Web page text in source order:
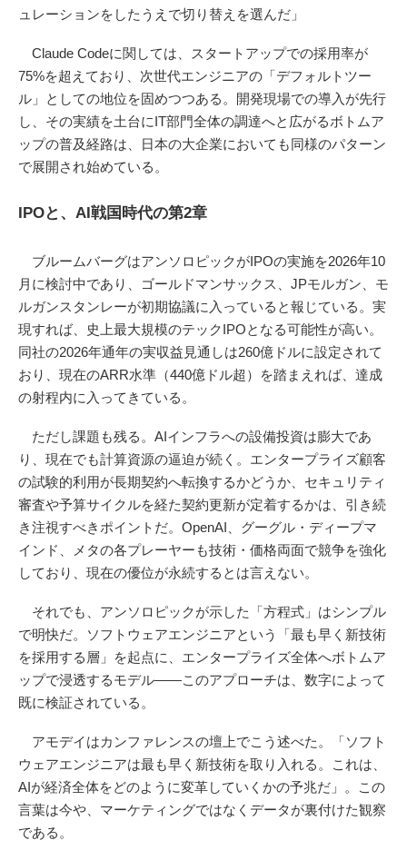
ュレーションをしたうえで切り替えを選んだ」
Claude Codeに関しては、スタートアップでの採用率が
75%を超えており、次世代エンジニアの「デフォルトツー
ル」としての地位を固めつつある。開発現場での導入が先行
し、その実績を土台にIT部門全体の調達へと広がるボトムア
ップの普及経路は、日本の大企業においても同様のパターン
で展開され始めている。
IPOと、AI戦国時代の第2章
ブルームバーグはアンソロピックがIPOの実施を2026年10
月に検討中であり、ゴールドマンサックス、JPモルガン、モ
ルガンスタンレーが初期協議に入っていると報じている。実
現すれば、史上最大規模のテックIPOとなる可能性が高い。
同社の2026年通年の実収益見通しは260億ドルに設定されて
おり、現在のARR水準（440億ドル超）を踏まえれば、達成
の射程内に入ってきている。
ただし課題も残る。AIインフラへの設備投資は膨大であ
り、現在でも計算資源の逼迫が続く。エンタープライズ顧客
の試験的利用が長期契約へ転換するかどうか、セキュリティ
審査や予算サイクルを経た契約更新が定着するかは、引き続
き注視すべきポイントだ。OpenAI、グーグル・ディープマ
インド、メタの各プレーヤーも技術・価格両面で競争を強化
しており、現在の優位が永続するとは言えない。
それでも、アンソロピックが示した「方程式」はシンプル
で明快だ。ソフトウェアエンジニアという「最も早く新技術
を採用する層」を起点に、エンタープライズ全体へボトムア
ップで浸透するモデル——このアプローチは、数字によって
既に検証されている。
アモデイはカンファレンスの壇上でこう述べた。「ソフト
ウェアエンジニアは最も早く新技術を取り入れる。これは、
AIが経済全体をどのように変革していくかの予兆だ」。この
言葉は今や、マーケティングではなくデータが裏付けた観察
である。